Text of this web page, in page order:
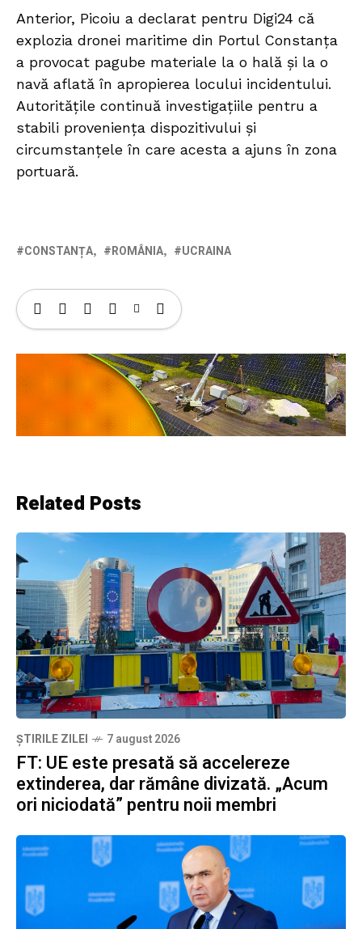
Anterior, Picoiu a declarat pentru Digi24 că
explozia dronei maritime din Portul Constanța
a provocat pagube materiale la o hală și la o
navă aflată în apropierea locului incidentului.
Autoritățile continuă investigațiile pentru a
stabili proveniența dispozitivului și
circumstanțele în care acesta a ajuns în zona
portuară.
CONSTANȚA ROMÂNIA UCRAINA
Related Posts
ȘTIRILE ZILEI 7 august 2026
FT: UE este presată să accelereze
extinderea, dar rămâne divizată. „Acum
ori niciodată” pentru noii membri